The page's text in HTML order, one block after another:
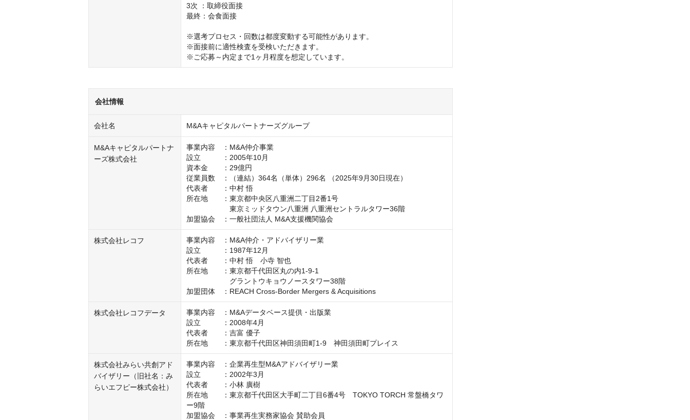
3次 ：取締役面接
最終：会食面接
※選考プロセス・回数は都度変動する可能性があります。
※面接前に適性検査を受検いただきます。
※ご応募～内定まで1ヶ月程度を想定しています。
会社情報
会社名 M&Aキャピタルパートナーズグループ
M&Aキャピタルパートナ
ーズ株式会社
事業内容　：M&A仲介事業
設立　　　：2005年10月
資本金　　：29億円
従業員数　：（連結）364名（単体）296名 （2025年9月30日現在）
代表者　　：中村 悟
所在地　　：東京都中央区八重洲二丁目2番1号
東京ミッドタウン八重洲 八重洲セントラルタワー36階
加盟協会　：一般社団法人 M&A支援機関協会
株式会社レコフ
事業内容　：M&A仲介・アドバイザリー業
設立　　　：1987年12月
代表者　　：中村 悟　小寺 智也
所在地　　：東京都千代田区丸の内1-9-1
グラントウキョウノースタワー38階
加盟団体　：REACH Cross-Border Mergers & Acquisitions
株式会社レコフデータ
事業内容　：M&Aデータベース提供・出版業
設立　　　：2008年4月
代表者　　：吉富 優子
株式会社みらい共創アド
バイザリー（旧社名：み
らいエフピー株式会社）
事業内容　：企業再生型M&Aアドバイザリー業
設立　　　：2002年3月
代表者　　：小林 廣樹
所在地　　：東京都千代田区大手町二丁目6番4号　TOKYO TORCH 常盤橋タワ
ー9階
加盟協会　：事業再生実務家協会 賛助会員